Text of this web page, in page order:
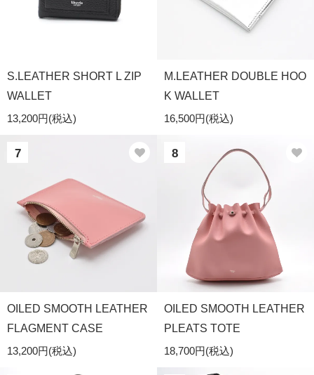
S.LEATHER SHORT L ZIP
WALLET
13,200円(税込)
M.LEATHER DOUBLE HOO
K WALLET
16,500円(税込)
7
OILED SMOOTH LEATHER
FLAGMENT CASE
13,200円(税込)
8
OILED SMOOTH LEATHER
PLEATS TOTE
18,700円(税込)